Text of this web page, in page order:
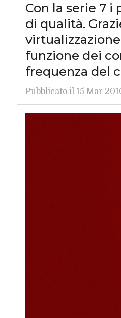
Con la serie 7
di qualità.
funzione dei
frequenza del
Pubblicato il 15 Mar